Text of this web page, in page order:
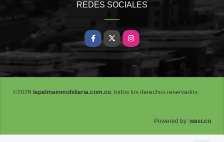
REDES SOCIALES
Facebook
X Instagram
©2026 lapalmainmobiliaria.com.co, todos los derechos reservados.
Powered by: wasi.co